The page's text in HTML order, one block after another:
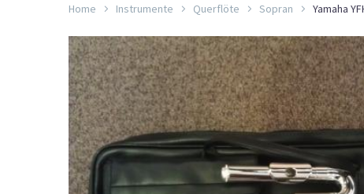
Home Instrumente Querflöte Sopran Yamaha